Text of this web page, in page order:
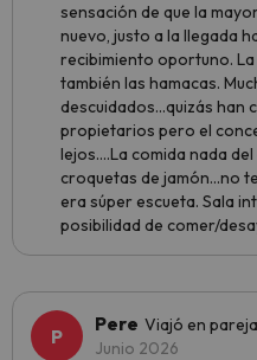
sensación de que la
nuevo, justo a la llegada
recibimiento oportuno.
también las hamacas.
descuidados…quizás han
propietarios pero el
lejos….La comida nada
croquetas de jamón…no
era súper escueta. Sala
posibilidad de comer/
Pere Viajó en pareja
Junio 2026